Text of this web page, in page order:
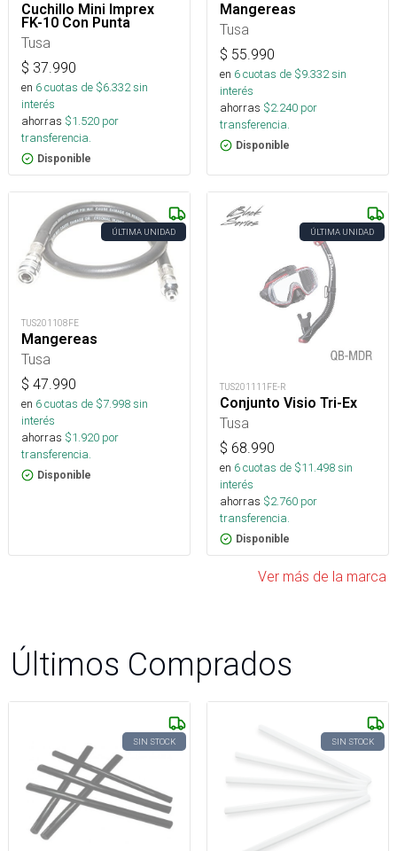
Cuchillo Mini Imprex
FK-10 Con Punta
Tusa
$ 37.990
en 6cuotas de $6.332sin
interés
ahorras $1.520 por
transferencia.
Disponible
Mangereas
Tusa
$ 55.990
en 6cuotas de $9.332sin
interés
ahorras $2.240 por
transferencia.
Disponible
ÚLTIMA UNIDAD
TUS201108FE
Mangereas
Tusa
$ 47.990
en 6cuotas de $7.998sin
interés
ahorras $1.920 por
transferencia.
Disponible
ÚLTIMA UNIDAD
TUS201111FE-R
Conjunto Visio Tri-Ex
Tusa
$ 68.990
en 6cuotas de $11.498sin
interés
ahorras $2.760 por
transferencia.
Disponible
Ver más de la marca
Últimos Comprados
SIN STOCK SIN STOCK